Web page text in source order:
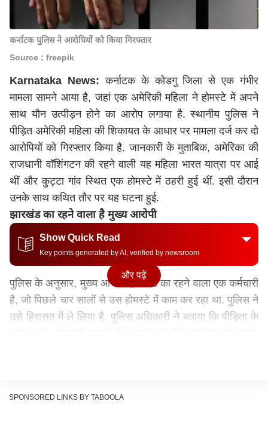
कर्नाटक पुलिस ने आरोपियों को किया गिरफ्तार
Source : freepik
Karnataka News: कर्नाटकके कोडगु जिला से एक गंभीर
मामला सामने आया है, जहां एक अमेरिकी महिला ने होमस्टे में अपने
साथ यौन उत्पीड़न होने का आरोप लगाया है. स्थानीय पुलिस ने
पीड़ित अमेरिकी महिला की शिकायत के आधार पर मामला दर्ज कर दो
आरोपियों को गिरफ्तार किया है. जानकारी के मुताबिक, अमेरिका की
राजधानी वॉशिंगटन की रहने वाली यह महिला भारत यात्रा पर आई
थीं और कुट्टा गांव स्थित एक होमस्टे में ठहरी हुई थीं. इसी दौरान
उनके साथ कथित तौर पर यह घटना हुई.
झारखंड का रहने वाला है मुख्य आरोपी
Show Quick Read
Key points generated by AI, verified by newsroom
पुलिस के अनुसार, मुख्य आरोपी झारखंड का रहने वाला एक कर्मचारी
है, जो पिछले चार सालों से उस होमस्टे में काम कर रहा था. पुलिस ने
उसे हिरासत में ले लिया है. पुलिस अधिकारी ने बताया कि पीड़िता के
होमस्टे के मालिक की भूमिका भी संदेह के घेरे में
और पढ़ें
SPONSORED LINKS BY TABOOLA